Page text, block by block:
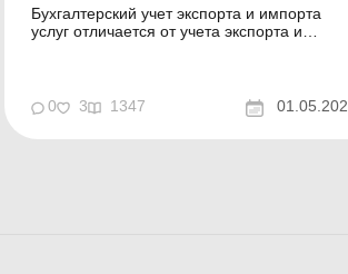
Бухгалтерский учет экспорта и импорта
услуг отличается от учета экспорта и
Обо всех проблемных аспектах расскажем
в статье. В статье рассмотрим особенности
0 3 1347